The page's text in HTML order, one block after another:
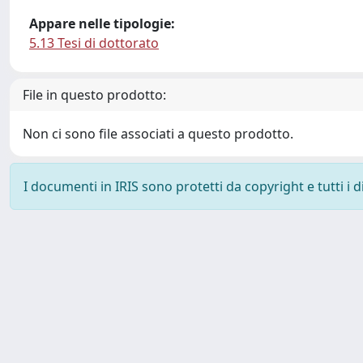
Appare nelle tipologie:
5.13 Tesi di dottorato
File in questo prodotto:
Non ci sono file associati a questo prodotto.
I documenti in IRIS sono protetti da copyright e tutti i